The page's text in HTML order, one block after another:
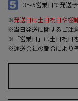
3～5営業日で発送
※発送日は土日祝日や棚
※当日発送に関するご注
※「営業日」は土日祝日
※運送会社の都合により